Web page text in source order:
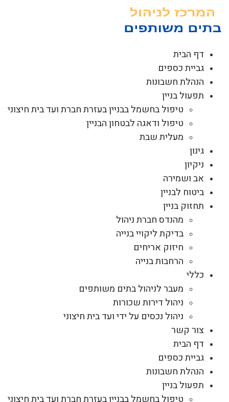
דף הבית
גביית כספים
הנהלת חשבונות
תפעול בניין
טיפול בחשמל בבניין בעזרת חברת ועד בית חיצוני
טיפול ודאגה לבטחון הבניין
מעלית שבת
גינון
ניקיון
אב ושמירה
ביטוח לבניין
תחזוק בניין
מהנדס חברת ניהול
בדיקת ליקויי בנייה
חיזוק אריחים
הרחבות בנייה
כללי
מעבר לניהול בתים משותפים
ניהול דירות שכורות
ניהול נכסים על ידי ועד בית חיצוני
צור קשר
דף הבית
גביית כספים
הנהלת חשבונות
תפעול בניין
טיפול בחשמל בבניין בעזרת חברת ועד בית חיצוני